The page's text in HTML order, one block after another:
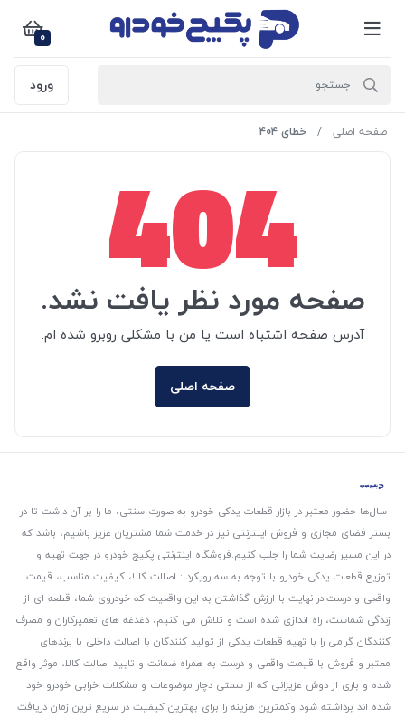
0
ورود
صفحه اصلی خطای 404
404
صفحه مورد نظر یافت نشد.
آدرس صفحه اشتباه است یا من با مشکلی روبرو شده ام.
صفحه اصلی
سال‌ها حضور معتبر در بازار قطعات یدکی خودرو به صورت سنتی، ما را بر آن داشت تا در
بستر فضای مجازی و فروش اینترنتی نیز در خدمت شما مشتریان عزیز باشیم، باشد که
در این مسیر رضایت شما را جلب کنیم.فروشگاه اینترنتی پکیج خودرو در جهت تهیه و
توزیع قطعات یدکی خودرو با توجه به سه رویکرد : اصالت کالا، کیفیت مناسب، قیمت
واقعی و درست.در نهایت با ارزش گذاشتن به این واقعیت که خودروی شما، قطعه ای از
زندگی شماست، راه اندازی شده است و تلاش می کنیم، دغدغه های تعمیرکاران و مصرف
کنندگان گرامی را با تهیه قطعات یدکی از تولید کنندگان با اصالت داخلی با برندهای
معتبر و فروش با قیمت واقعی و درست به همراه ضمانت و تایید اصالت کالا، موثر واقع
شده و باری از دوش عزیزانی که از سمتی دچار موضوعات و مشکلات خرابی خودرو خود
شده اند برداشته شود و‌کمترین هزینه را برای بهترین کیفیت در سریع ترین زمان دریافت